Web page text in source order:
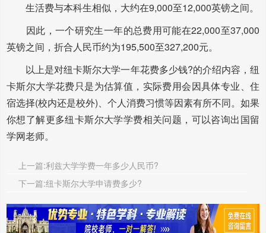
生活费与本科生相似，大约在9,000至12,000英镑之间。
因此，一个研究生一年的总费用可能在22,000至37,000
英镑之间，折合人民币约为195,500至327,200元。
以上是对纽卡斯尔大学一年花费多少钱?的介绍内容，纽
卡斯尔大学花费只是为估算值，实际费用会因具体专业、住
宿选择(校内还是校外)、个人消费习惯等因素有所不同。如果
你想了解更多纽卡斯尔大学学费相关问题，可以咨询出国留
学网老师。
上一篇:利兹大学学费一年多少人民币?
下一篇:纽卡斯尔大学申请费多少?